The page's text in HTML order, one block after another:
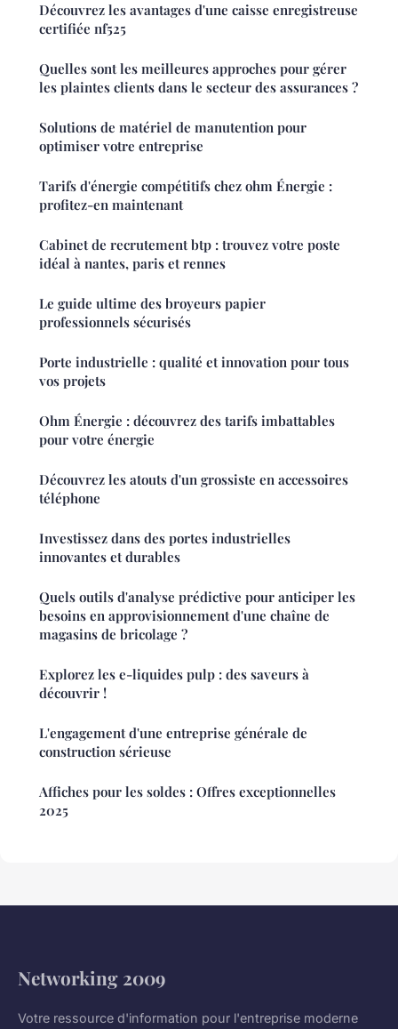
Découvrez les avantages d'une caisse enregistreuse
certifiée nf525
Quelles sont les meilleures approches pour gérer
les plaintes clients dans le secteur des assurances ?
Solutions de matériel de manutention pour
optimiser votre entreprise
Tarifs d'énergie compétitifs chez ohm Énergie :
profitez-en maintenant
Cabinet de recrutement btp : trouvez votre poste
idéal à nantes, paris et rennes
Le guide ultime des broyeurs papier
professionnels sécurisés
Porte industrielle : qualité et innovation pour tous
vos projets
Ohm Énergie : découvrez des tarifs imbattables
pour votre énergie
Découvrez les atouts d'un grossiste en accessoires
téléphone
Investissez dans des portes industrielles
innovantes et durables
Quels outils d'analyse prédictive pour anticiper les
besoins en approvisionnement d'une chaîne de
magasins de bricolage ?
Explorez les e-liquides pulp : des saveurs à
découvrir !
L'engagement d'une entreprise générale de
construction sérieuse
Affiches pour les soldes : Offres exceptionnelles
2025
Networking 2009
Votre ressource d'information pour l'entreprise moderne